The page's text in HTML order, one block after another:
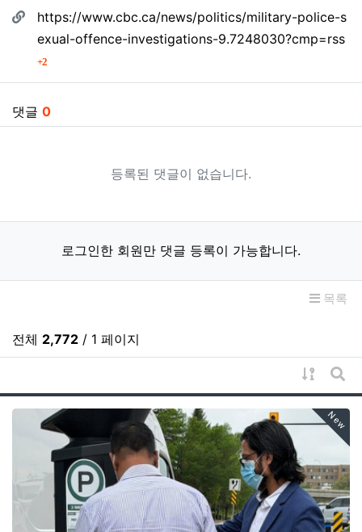
관련자료
https://www.cbc.ca/news/politics/military-police-s
exual-offence-investigations-9.7248030?cmp=rss
2회 연결
댓글 0
등록된 댓글이 없습니다.
로그인한 회원만 댓글 등록이 가능합니다.
목록
전체 2,772 / 1 페이지
게시물
게
New